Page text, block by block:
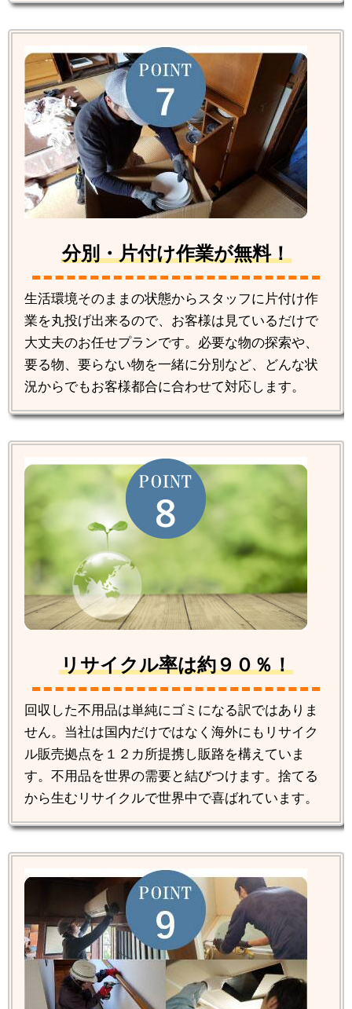
分別・片付け作業が無料！
生活環境そのままの状態からスタッフに片付け作
業を丸投げ出来るので、お客様は見ているだけで
大丈夫のお任せプランです。必要な物の探索や、
要る物、要らない物を一緒に分別など、どんな状
況からでもお客様都合に合わせて対応します。
リサイクル率は約９０％！
回収した不用品は単純にゴミになる訳ではありま
せん。当社は国内だけではなく海外にもリサイク
ル販売拠点を１２カ所提携し販路を構えていま
す。不用品を世界の需要と結びつけます。捨てる
から生むリサイクルで世界中で喜ばれています。